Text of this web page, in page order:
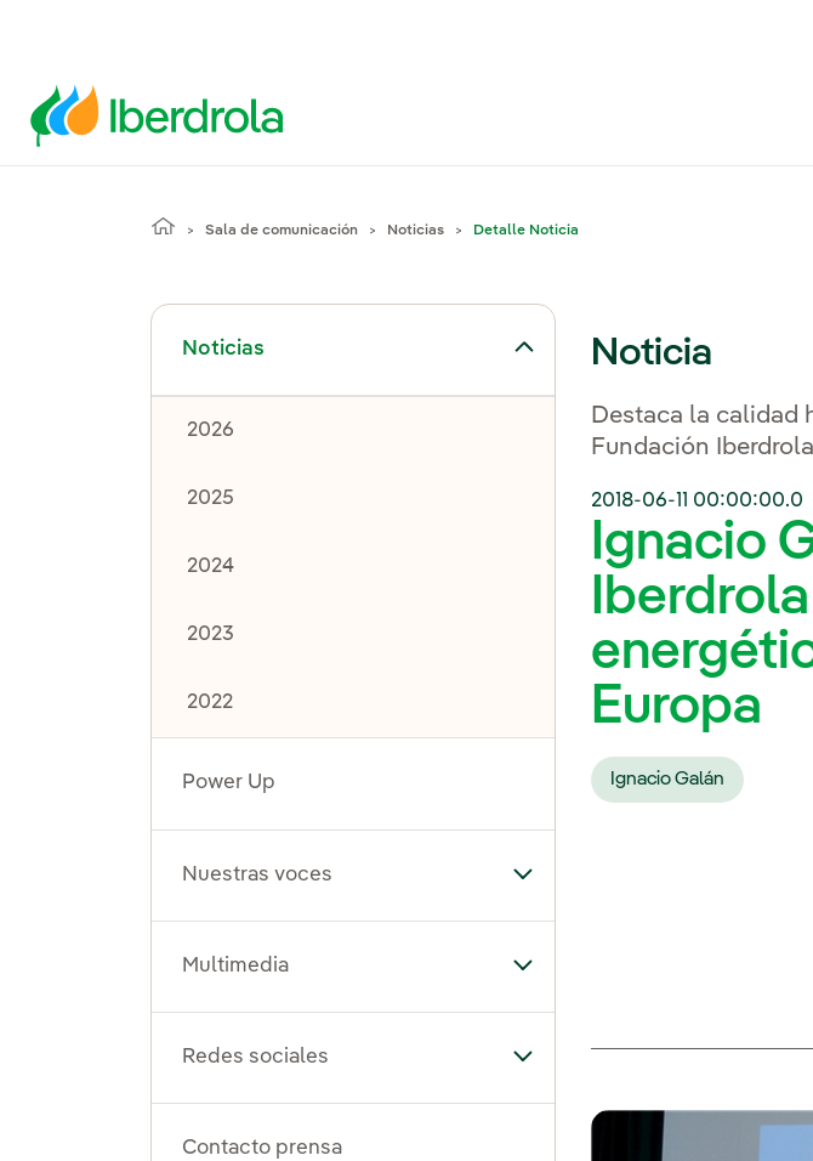
Sala de comunicación Noticias Detalle Noticia
Noticias
Alternar el submenú para Noticias
2026
2025
2024
2023
2022
Power Up
Nuestras voces Alternar el submenú para
Multimedia Alternar el submenú para
Redes sociales Alternar el submenú para
Contacto prensa
Noticia
Destaca la calidad
Fundación
2018-06-11 00:00:00.0
Ignacio
Europa
Ignacio Galán